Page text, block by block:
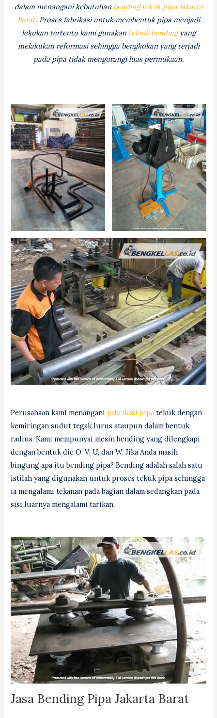
dalam menangani kebutuhan bending tekuk pipa Jakarta
Barat. Proses fabrikasi untuk membentuk pipa menjadi
lekukan tertentu kami gunakan teknik bendingyang
melakukan reformasi sehingga bengkokan yang terjadi
pada pipa tidak mengurangi luas permukaan.
Perusahaan kami menanganipabrikasi pipa tekuk dengan
kemiringan sudut tegak lurus ataupun dalam bentuk
radius. Kami mempunyai mesin bending yang dilengkapi
dengan bentuk die O, V, U, dan W. Jika Anda masih
bingung apa itu bending pipa? Bending adalah salah satu
istilah yang digunakan untuk proses tekuk pipa sehingga
ia mengalami tekanan pada bagian dalam sedangkan pada
sisi luarnya mengalami tarikan.
Jasa Bending Pipa Jakarta Barat